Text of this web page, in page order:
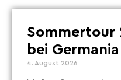
Sommertour
bei
4. August 2026